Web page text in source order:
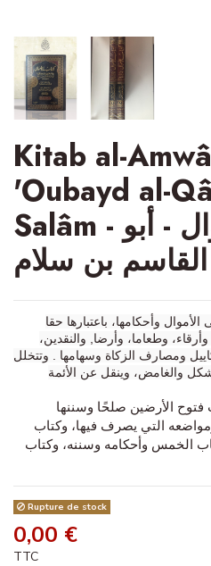
Kitab al-
'Oubayd al-
Salâm - كتاب الأموال - أبو
القاسم بن سلام
وأحكامها، باعتبارها حقا
وطعاما، وأرضا, والنقدين،
ومصارف الزكاة وسهامها . وتتخلل
والغامض، وينقل عن الأئمة
فتوح الأرضين صلحًا وسننها
التي يصرف فيها، وكتاب
الخمس وأحكامه وسننه، وكتاب
Rupture de stock
0,00 €
TTC